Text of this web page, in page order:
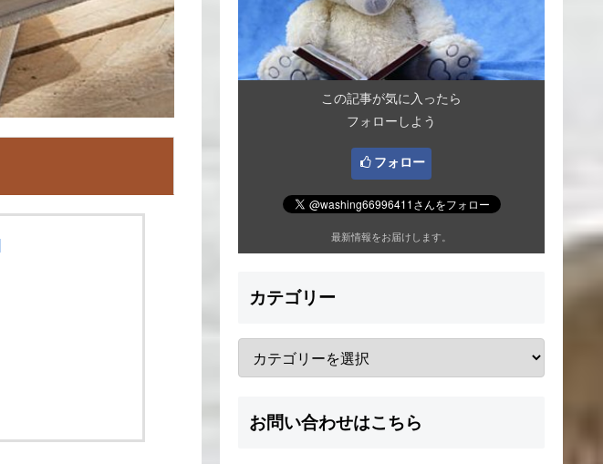
この記事が気に入ったら
フォローしよう
フォロー
最新情報をお届けします。
カテゴリー
お問い合わせはこちら